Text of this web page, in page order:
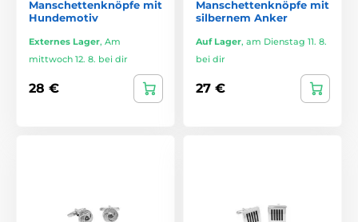
Manschettenknöpfe mit
Hundemotiv
Externes Lager, Am
mittwoch 12. 8. bei dir
28 €
Manschettenknöpfe mit
silbernem Anker
Auf Lager, am Dienstag 11. 8.
bei dir
27 €